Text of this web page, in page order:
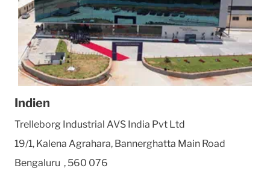
Indien
Trelleborg Industrial AVS India Pvt Ltd
19/1, Kalena Agrahara, Bannerghatta Main Road
Bengaluru , 560 076